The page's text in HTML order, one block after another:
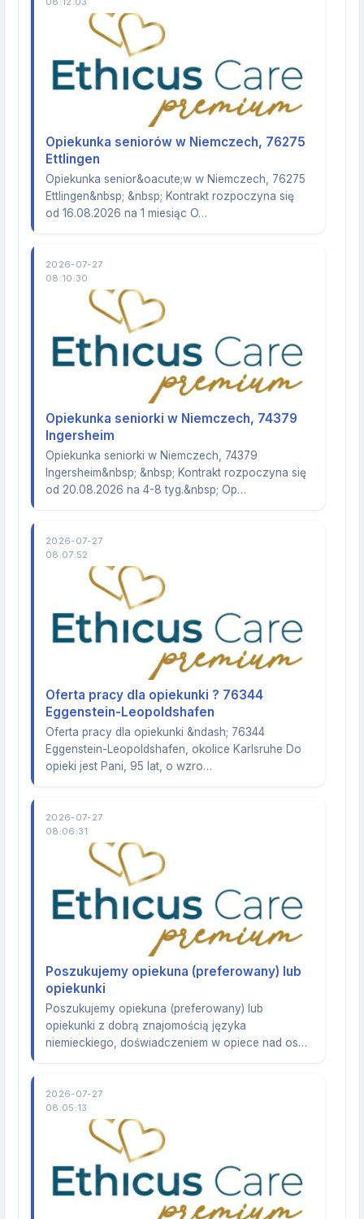
Opiekunka seniorów w Niemczech, 76275
Ettlingen
Opiekunka senior&oacute;w w Niemczech, 76275
Ettlingen&nbsp; &nbsp; Kontrakt rozpoczyna się
od 16.08.2026 na 1 miesiąc O…
2026-07-27
08:10:30
Opiekunka seniorki w Niemczech, 74379
Ingersheim
Opiekunka seniorki w Niemczech, 74379
Ingersheim&nbsp; &nbsp; Kontrakt rozpoczyna się
od 20.08.2026 na 4-8 tyg.&nbsp; Op…
2026-07-27
08:07:52
Oferta pracy dla opiekunki ? 76344
Eggenstein-Leopoldshafen
Oferta pracy dla opiekunki &ndash; 76344
Eggenstein-Leopoldshafen, okolice Karlsruhe Do
opieki jest Pani, 95 lat, o wzro…
2026-07-27
08:06:31
Poszukujemy opiekuna (preferowany) lub
opiekunki
Poszukujemy opiekuna (preferowany) lub
opiekunki z dobrą znajomością języka
niemieckiego, doświadczeniem w opiece nad os…
2026-07-27
08:05:13